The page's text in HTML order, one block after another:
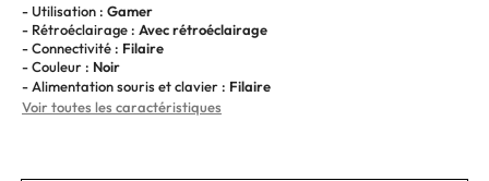
- Utilisation : Gamer
- Rétroéclairage : Avec rétroéclairage
- Connectivité : Filaire
- Couleur : Noir
- Alimentation souris et clavier : Filaire
Voir toutes les caractéristiques